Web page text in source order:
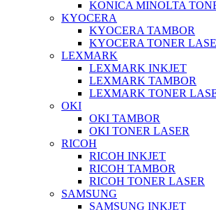
KONICA MINOLTA
KYOCERA
KYOCERA TAMBOR
KYOCERA TONER
LEXMARK
LEXMARK INKJET
LEXMARK TAMBOR
LEXMARK TONER
OKI
OKI TAMBOR
OKI TONER LASER
RICOH
RICOH INKJET
RICOH TAMBOR
RICOH TONER LASER
SAMSUNG
SAMSUNG INKJET